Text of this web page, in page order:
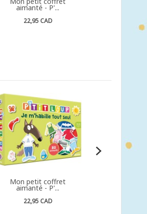
aimanté - P'...
22,95 CAD
Mon petit coffret
aimanté - P'...
22,95 CAD